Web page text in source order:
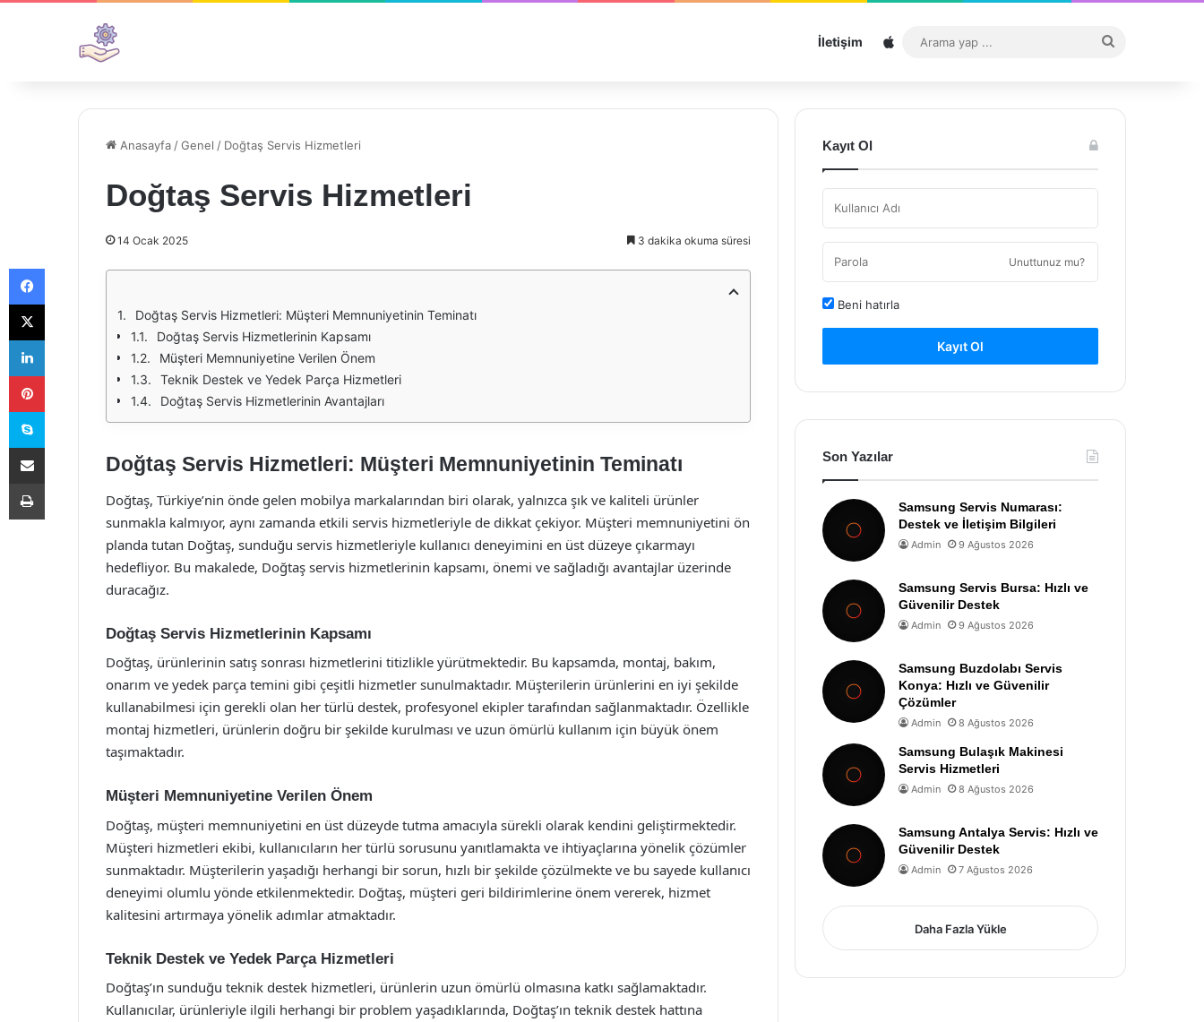
İletişim Sitemap
...
Anasayfa /Genel / Doğtaş Servis Hizmetleri
Doğtaş Servis Hizmetleri
14 Ocak 2025 3 dakika okuma süresi
Doğtaş Servis Hizmetleri: Müşteri Memnuniyetinin Teminatı
Doğtaş Servis Hizmetlerinin Kapsamı
Müşteri Memnuniyetine Verilen Önem
Teknik Destek ve Yedek Parça Hizmetleri
Doğtaş Servis Hizmetlerinin Avantajları
Doğtaş Servis Hizmetleri: Müşteri Memnuniyetinin Teminatı
Doğtaş, Türkiye’nin önde gelen mobilya markalarından biri olarak, yalnızca şık ve kaliteli ürünler
sunmakla kalmıyor, aynı zamanda etkili servis hizmetleriyle de dikkat çekiyor. Müşteri memnuniyetini ön
planda tutan Doğtaş, sunduğu servis hizmetleriyle kullanıcı deneyimini en üst düzeye çıkarmayı
hedefliyor. Bu makalede, Doğtaş servis hizmetlerinin kapsamı, önemi ve sağladığı avantajlar üzerinde
duracağız.
Doğtaş Servis Hizmetlerinin Kapsamı
Doğtaş, ürünlerinin satış sonrası hizmetlerini titizlikle yürütmektedir. Bu kapsamda, montaj, bakım,
onarım ve yedek parça temini gibi çeşitli hizmetler sunulmaktadır. Müşterilerin ürünlerini en iyi şekilde
kullanabilmesi için gerekli olan her türlü destek, profesyonel ekipler tarafından sağlanmaktadır. Özellikle
montaj hizmetleri, ürünlerin doğru bir şekilde kurulması ve uzun ömürlü kullanım için büyük önem
taşımaktadır.
Müşteri Memnuniyetine Verilen Önem
Doğtaş, müşteri memnuniyetini en üst düzeyde tutma amacıyla sürekli olarak kendini geliştirmektedir.
Müşteri hizmetleri ekibi, kullanıcıların her türlü sorusunu yanıtlamakta ve ihtiyaçlarına yönelik çözümler
sunmaktadır. Müşterilerin yaşadığı herhangi bir sorun, hızlı bir şekilde çözülmekte ve bu sayede kullanıcı
deneyimi olumlu yönde etkilenmektedir. Doğtaş, müşteri geri bildirimlerine önem vererek, hizmet
kalitesini artırmaya yönelik adımlar atmaktadır.
Teknik Destek ve Yedek Parça Hizmetleri
Doğtaş’ın sunduğu teknik destek hizmetleri, ürünlerin uzun ömürlü olmasına katkı sağlamaktadır.
Kullanıcılar, ürünleriyle ilgili herhangi bir problem yaşadıklarında, Doğtaş’ın teknik destek hattına
Kayıt Ol
Unuttunuz mu?
Beni hatırla
Kayıt Ol
Son Yazılar
Samsung Servis Numarası:
Destek ve İletişim Bilgileri
Admin 9 Ağustos 2026
Samsung Servis Bursa: Hızlı ve
Güvenilir Destek
Admin 9 Ağustos 2026
Samsung Buzdolabı Servis
Konya: Hızlı ve Güvenilir
Çözümler
Admin 8 Ağustos 2026
Samsung Bulaşık Makinesi
Servis Hizmetleri
Admin 8 Ağustos 2026
Samsung Antalya Servis: Hızlı ve
Güvenilir Destek
Admin 7 Ağustos 2026
Daha Fazla Yükle
Facebook
X
LinkedIn
Pinterest
Skype
E-Posta ile paylaş